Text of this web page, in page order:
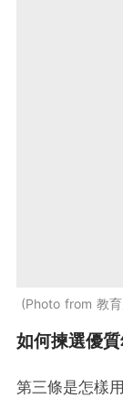
Photo from 教
如何揀選優
第三條是怎樣